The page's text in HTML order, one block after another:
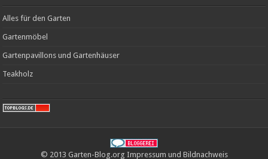
Alles für den Garten
Gartenmöbel
Gartenpavillons und Gartenhäuser
Teakholz
© 2013 Garten-Blog.org Impressum und Bildnachweis